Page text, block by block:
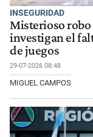
INSEGURIDAD
Misterioso
investigan el
de juegos
29-07-2026 08:48
MIGUEL CAMPOS